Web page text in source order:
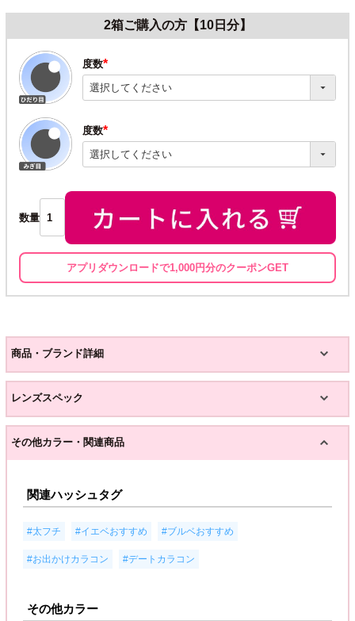
2箱ご購入の方【10日分】
度数
(必
須)
度数
(必
須)
数量
アプリダウンロードで1,000円分のクーポンGET
商品・ブランド詳細
レンズスペック
その他カラー・関連商品
関連ハッシュタグ
#太フチ #イエベおすすめ #ブルベおすすめ
#お出かけカラコン #デートカラコン
その他カラー